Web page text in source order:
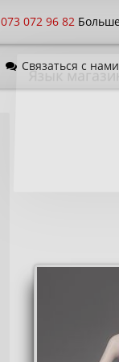
073 072 96 82 Больше
Связаться с нами
Язык